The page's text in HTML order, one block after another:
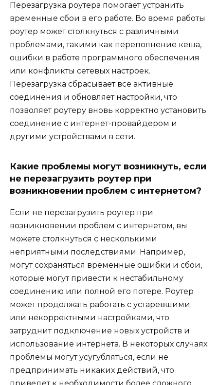
Перезагрузка роутера помогает устранить
временные сбои в его работе. Во время работы
роутер может столкнуться с различными
проблемами, такими как переполнение кеша,
ошибки в работе программного обеспечения
или конфликты сетевых настроек.
Перезагрузка сбрасывает все активные
соединения и обновляет настройки, что
позволяет роутеру вновь корректно установить
соединение с интернет-провайдером и
другими устройствами в сети.
Какие проблемы могут возникнуть, если
не перезагрузить роутер при
возникновении проблем с интернетом?
Если не перезагрузить роутер при
возникновении проблем с интернетом, вы
можете столкнуться с несколькими
неприятными последствиями. Например,
могут сохраняться временные ошибки и сбои,
которые могут привести к нестабильному
соединению или полной его потере. Роутер
может продолжать работать с устаревшими
или некорректными настройками, что
затруднит подключение новых устройств и
использование интернета. В некоторых случаях
проблемы могут усугубляться, если не
предпринимать никаких действий, что